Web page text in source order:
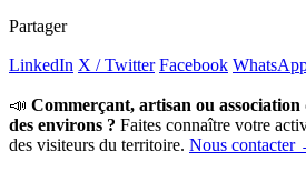
Partager
LinkedIn X / Twitter Facebook
📣 Commerçant, artisan ou association
des environs ? Faites connaître votre
des visiteurs du territoire. Nous contacter